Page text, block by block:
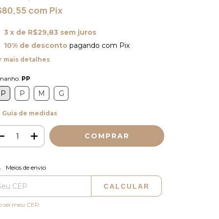
com Pix
3 x de R$29,83 sem juros
10% de desconto pagando com Pix
mais detalhes
PP
P M G
Guia de medidas
para o CEP:
Meios de envio
CALCULAR
sei meu CEP